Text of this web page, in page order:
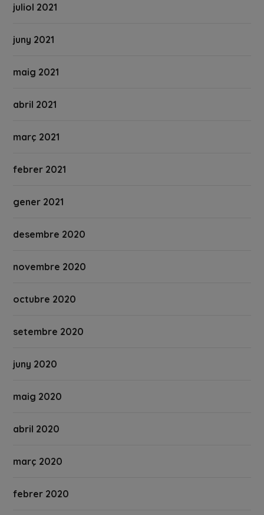
juliol 2021
juny 2021
maig 2021
abril 2021
març 2021
febrer 2021
gener 2021
desembre 2020
novembre 2020
octubre 2020
setembre 2020
juny 2020
maig 2020
abril 2020
març 2020
febrer 2020